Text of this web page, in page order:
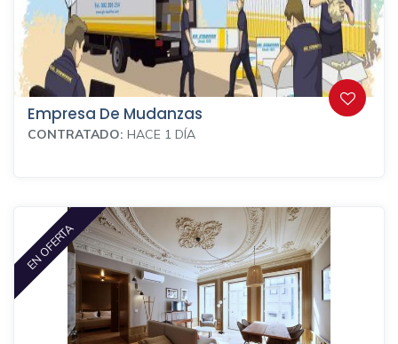
Empresa De Mudanzas
CONTRATADO: HACE 1 DÍA
EN OFERTA